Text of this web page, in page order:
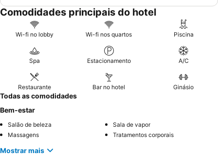
Comodidades principais do hotel
Wi-fi no lobby Wi-fi nos quartos Piscina
Spa Estacionamento A/C
Restaurante Bar no hotel Ginásio
Todas as comodidades
Bem-estar
Salão de beleza
Sala de vapor
Massagens
Tratamentos corporais
Mostrar mais